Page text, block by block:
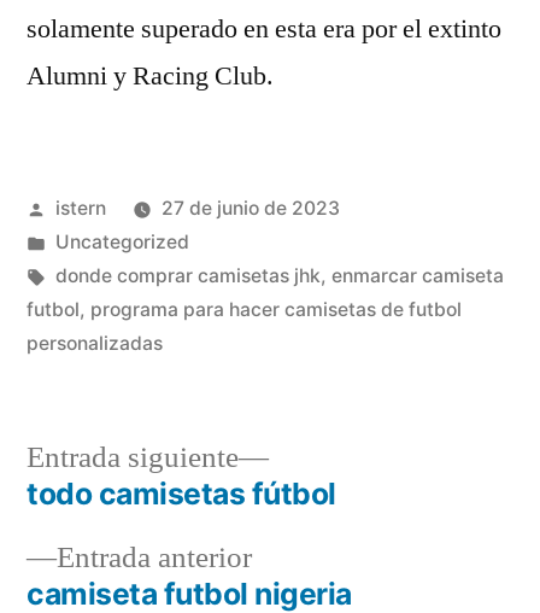
solamente superado en esta era por el extinto
Alumni y Racing Club.
Publicado
por
istern
27 de junio de 2023
Publicado
en
Uncategorized
Etiquetas:
donde comprar camisetas jhk, enmarcar camiseta
futbol, programa para hacer camisetas de futbol
personalizadas
Navegación
deEntrada anteriorEntrada
anterior:
camiseta futbol nigeria
Entrada siguiente
Entrada
siguiente:
todo camisetas fútbol